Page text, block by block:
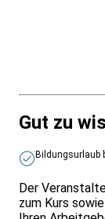
Gut zu
Bildungsurlaub
Der
zum Kurs